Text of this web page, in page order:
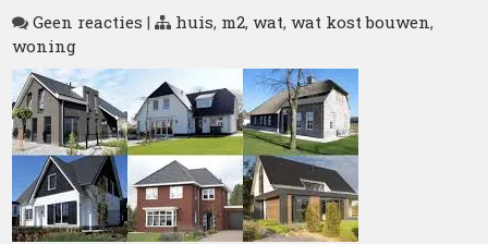
Geen reacties | huis, m2,wat,wat kost bouwen,
woning